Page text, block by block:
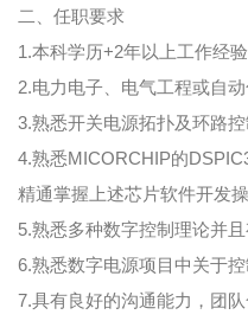
二、任职要求
1.本科学历+2年以上工作经验
2.电力电子、电气工程或自动
3.熟悉开关电源拓扑及环路控
4.熟悉MICORCHIP的
精通掌握上述芯片软件开发
5.熟悉多种数字控制理论并且
6.熟悉数字电源项目中关于
7.具有良好的沟通能力，团队